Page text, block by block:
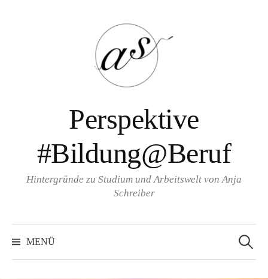
Perspektive
#Bildung@Beruf
Hintergründe zu Studium und Arbeitswelt von Anja
Schreiber
MENÜ
nach: